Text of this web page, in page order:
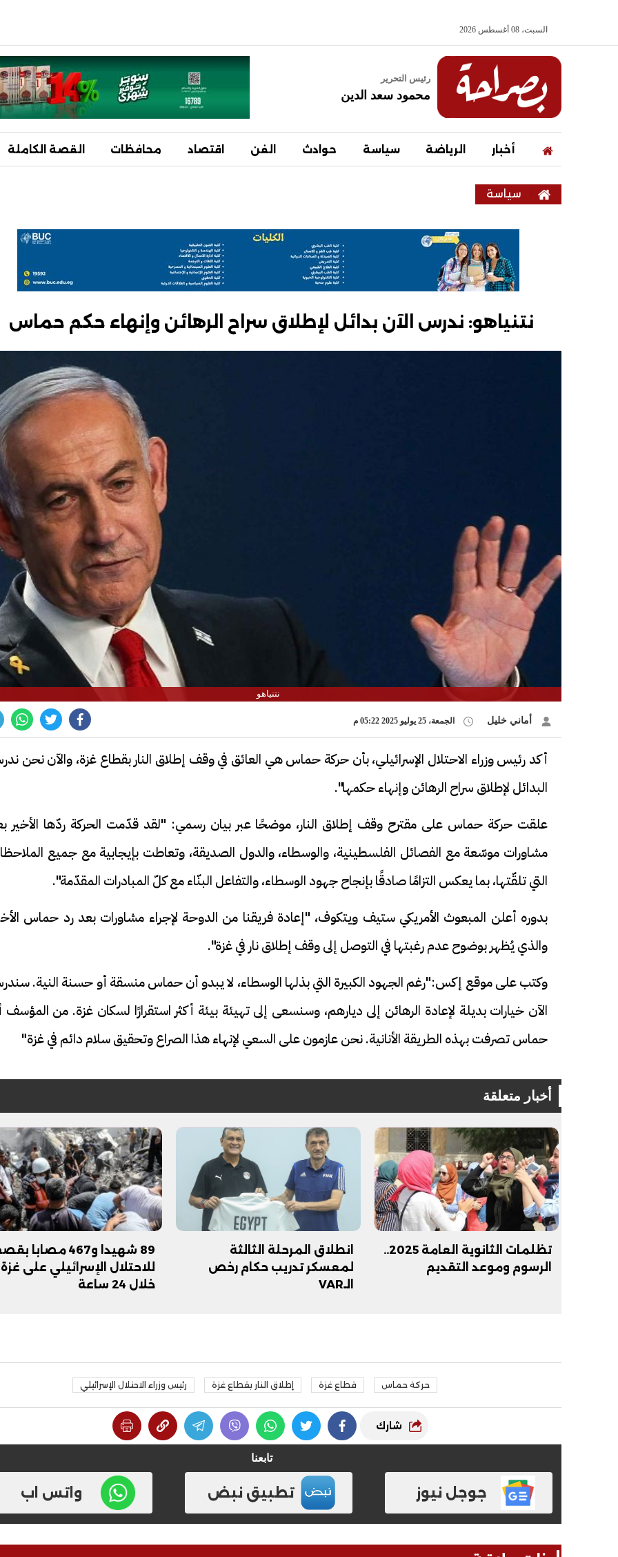
السبت، 08 أغسطس 2026
رئيس التحرير
محمود سعد الدين
أخبار الرياضة سياسة حوادث الفن اقتصاد محافظات القصة الكاملة
سياسة
نتنياهو: ندرس الآن بدائل لإطلاق سراح الرهائن وإنهاء حكم حماس
نتنياهو
أماني خليل الجمعة، 25 يوليو 2025 05:22 م
أكد رئيس وزراء الاحتلال الإسرائيلي، بأن حركة حماس هي العائق في وقف إطلاق النار بقطاع غزة، والآن نحن
البدائل لإطلاق سراح الرهائن وإنهاء حكمها".
علقت حركة حماس على مقترح وقف إطلاق النار، موضحًا عبر بيان رسمي: "لقد قدّمت الحركة ردّها الأخير
مشاورات موسّعة مع الفصائل الفلسطينية، والوسطاء، والدول الصديقة، وتعاطت بإيجابية مع جميع
التي تلقّتها، بما يعكس التزامًا صادقًا بإنجاح جهود الوسطاء، والتفاعل البنّاء مع كلّ المبادرات المقدّمة".
بدوره أعلن المبعوث الأمريكي ستيف ويتكوف، "إعادة فريقنا من الدوحة لإجراء مشاورات بعد رد حماس
والذي يُظهر بوضوح عدم رغبتها في التوصل إلى وقف إطلاق نار في غزة".
وكتب على موقع إكس:"رغم الجهود الكبيرة التي بذلها الوسطاء، لا يبدو أن حماس منسقة أو حسنة النية.
الآن خيارات بديلة لإعادة الرهائن إلى ديارهم، وسنسعى إلى تهيئة بيئة أكثر استقرارًا لسكان غزة. من المؤسف
حماس تصرفت بهذه الطريقة الأنانية. نحن عازمون على السعي لإنهاء هذا الصراع وتحقيق سلام دائم في غزة"
أخبار متعلقة
تظلمات الثانوية العامة 2025..
الرسوم وموعد التقديم
انطلاق المرحلة الثالثة
لمعسكر تدريب حكام رخص
الـVAR
89 شهيدا و467 مصابا
للاحتلال الإسرائيلي على غزة
خلال 24 ساعة
حركة حماس قطاع غزة إطلاق النار بقطاع غزة رئيس وزراء الاحتلال الإسرائيلي
شارك
تابعنا
جوجل نيوز تطبيق نبض واتس اب
الوداع الأخير.. دفن جثامين الضحايا
الأربعة بقرية السعدية في الفيوم
فيديو
افتتاح أكبر صرح ديني في القوصية..
تحفة معمارية بتكلفة تجاوزت 20
مليون جنيه
فيديو
ابني بطل وفخورة بيه.. أول ظهور
عماد سائق التريلا مع والدته
تصدره التريند| فيديو